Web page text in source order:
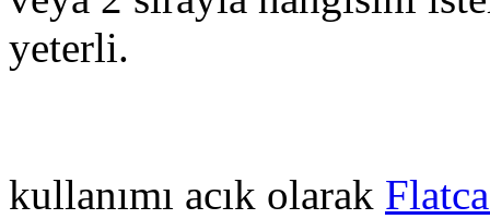
yeterli.
kullanımı acık olarak